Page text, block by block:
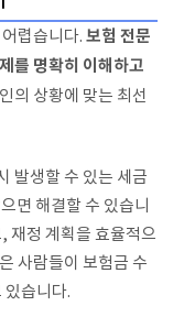
렵습니다. 보험 전문
를 명확히 이해하고
의 상황에 맞는 최선
발생할 수 있는 세금
면 해결할 수 있습니
재정 계획을 효율적으
사람들이 보험금 수
있습니다.